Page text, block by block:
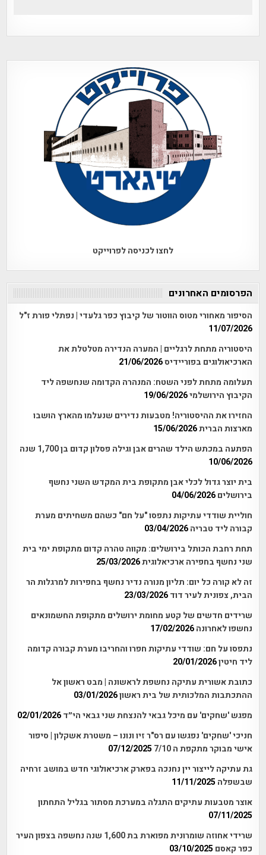
לחצו לכניסה לפרוייקט
הפרסומים האחרונים
הסיפור מאחורי מטוס הווטור של קיבוץ כפר גלעדי | נפתלי פורת ז"ל
11/07/2026
היסטוריה מתחת לרגליים | המערה הנדירה מטלטלת את
הארכיאולוגים בפוריידיס21/06/2026
תעלומה מתחת לפני השטח: המנהרה הקדומה שנחשפה ליד
הקיבוץ הירושלמי19/06/2026
החזירו את ההיסטוריה! מטבעות נדירים שנעלמו מהארץ הושבו
מארצות הברית15/06/2026
הפתעה במכתש הילד שהרים אבן וגילה פסלון קדום בן 1,700 שנה
10/06/2026
בית יוצר גדול לכלי אבן מתקופת בית המקדש השני נחשף
בירושלים 04/06/2026
חוליית שודדי עתיקות נתפסו "על חם" כשהם משחיתים מערת
קבורה ליד טבריה 03/04/2026
תחת רחבת הכותל בירושלים: מקווה טהרה קדום מתקופת ימי בית
שני נחשף בחפירה ארכיאלוגית25/03/2026
זה לא קורה כל יום: תליון מנורה נדיר נחשף בחפירות למרגלות הר
הבית, צפונית לעיר דוד 23/03/2026
שרידים חדשים של קטע מחומת ירושלים מתקופת החשמונאים
נחשפו לאחרונה 17/02/2026
נתפסו על חם: שודדי עתיקות חפרו והחריבו מערת קבורה קדומה
ליד חיטין20/01/2026
כתובת אשורית עתיקה נחשפת לראשונה | מבט ראשון אל
ההתכתבות המלכותית של בית ראשון03/01/2026
מפגש 'שחקים' עם מיכל גבאי להנצחת שני גבאי הי״ד 02/01/2026
חניכי 'שחקים' נפגשו עם רס"ר זיו ונונו – משטרת אשקלון | סיפור
אישי מבוקר מתקפת ה 7/10
07/12/2025
גת עתיקה לייצור יין נחנכה בפארק ארכיאולוגי חדש במושב זרחיה
שבשפלה 11/11/2025
אוצר מטבעות עתיקים התגלה במערכת מסתור בגליל התחתון
07/11/2025
שרידי אחוזה שומרונית מפוארת בת 1,600 שנה נחשפה בצפון העיר
כפר קאסם 03/10/2025